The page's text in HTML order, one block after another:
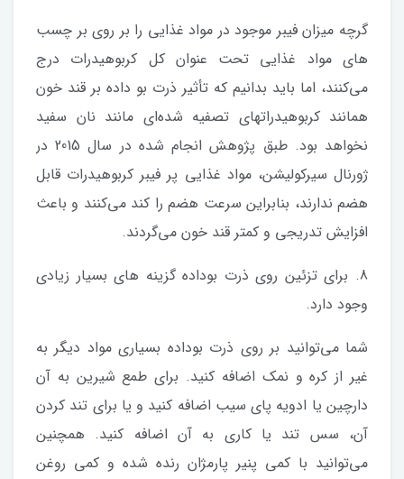
گرچه میزان فیبر موجود در مواد غذایی را بر روی بر چسب
های مواد غذایی تحت عنوان کل کربوهیدرات درج
می‌کنند، اما باید بدانیم که تأثیر ذرت بو داده بر قند خون
همانند کربوهیدراتهای تصفیه شده‌ای مانند نان سفید
نخواهد بود. طبق پژوهش انجام شده در سال 2015 در
ژورنال سیرکولیشن، مواد غذایی پر فیبر کربوهیدرات قابل
هضم ندارند، بنابراین سرعت هضم را کند می‌کنند و باعث
افزایش تدریجی و کمتر قند خون می‌گردند.
8. برای تزئین روی ذرت بوداده گزینه های بسیار زیادی
وجود دارد.
شما می‌توانید بر روی ذرت بوداده بسیاری مواد دیگر به
غیر از کره و نمک اضافه کنید. برای طمع شیرین به آن
دارچین یا ادویه پای سیب اضافه کنید و یا برای تند کردن
آن، سس تند یا کاری به آن اضافه کنید. همچنین
می‌توانید با کمی پنیر پارمژان رنده شده و کمی روغن